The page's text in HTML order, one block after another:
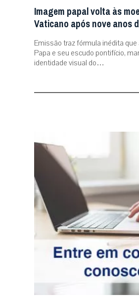
Imagem papal volta às
Vaticano após nove anos
Emissão traz fórmula inédita que
Papa e seu escudo pontifício,
identidade visual do…